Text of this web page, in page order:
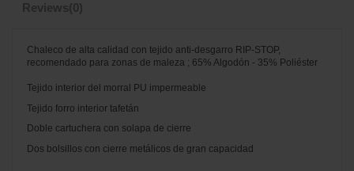
Reviews(0)
Chaleco de alta calidad con tejido anti-desgarro RIP-STOP,
recomendado para zonas de maleza ; 65% Algodón - 35% Poliéster
Tejido interior del morral PU impermeable
Tejido forro interior tafetán
Doble cartuchera con solapa de cierre
Dos bolsillos con cierre metálicos de gran capacidad